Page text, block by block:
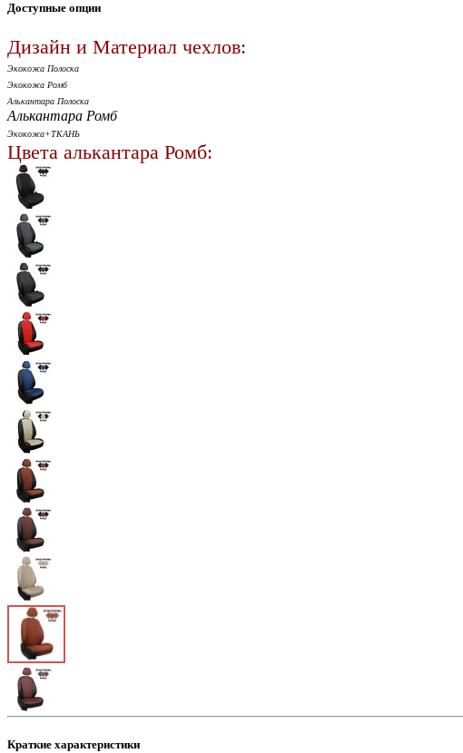
Доступные опции
Дизайн и Материал чехлов:
Экокожа Полоска
Экокожа Ромб
Алькантара Полоска
Алькантара Ромб
Экокожа+ТКАНЬ
Цвета алькантара Ромб:
Краткие характеристики